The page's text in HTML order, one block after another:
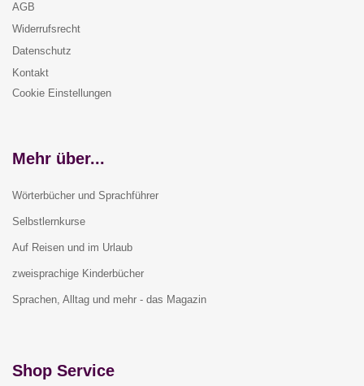
AGB
Widerrufsrecht
Datenschutz
Kontakt
Cookie Einstellungen
Mehr über...
Wörterbücher und Sprachführer
Selbstlernkurse
Auf Reisen und im Urlaub
zweisprachige Kinderbücher
Sprachen, Alltag und mehr - das Magazin
Shop Service